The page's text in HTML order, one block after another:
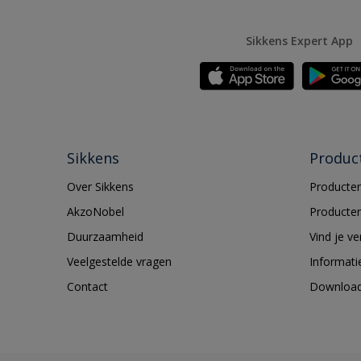
Sikkens Expert App
Sikkens
Over Sikkens
AkzoNobel
Duurzaamheid
Veelgestelde vragen
Contact
Vind je